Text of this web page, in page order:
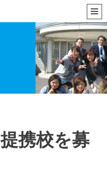
携校を募